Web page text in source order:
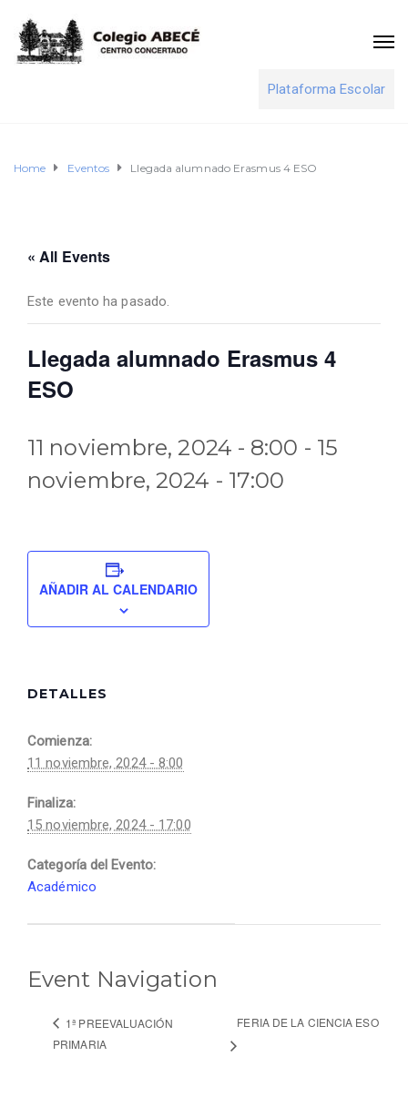
Plataforma Escolar
Home Eventos Llegada alumnado Erasmus 4 ESO
« All Events
Este evento ha pasado.
Llegada alumnado Erasmus 4
ESO
11 noviembre, 2024 - 8:00 - 15
noviembre, 2024 - 17:00
AÑADIR AL CALENDARIO
DETALLES
Comienza:
11 noviembre, 2024 - 8:00
Finaliza:
15 noviembre, 2024 - 17:00
Categoría del Evento:
Académico
Event Navigation
1ª PREEVALUACIÓN
PRIMARIA
FERIA DE LA CIENCIA ESO